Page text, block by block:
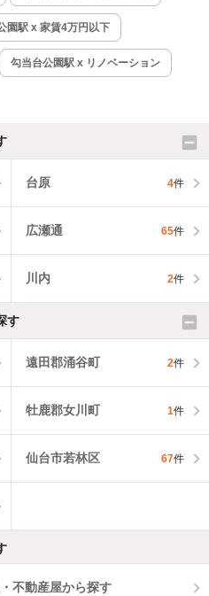
園駅 x 家賃4万円以下
勾当台公園駅 x リノベーション
台原 4件
広瀬通 65件
川内 2件
す
遠田郡涌谷町 2件
牡鹿郡女川町 1件
仙台市若林区 67件
不動産屋から探す